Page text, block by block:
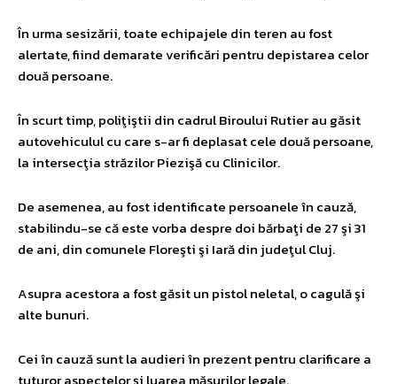
În urma sesizării, toate echipajele din teren au fost
alertate, fiind demarate verificări pentru depistarea celor
două persoane.
În scurt timp, poliţiştii din cadrul Biroului Rutier au găsit
autovehiculul cu care s-ar fi deplasat cele două persoane,
la intersecţia străzilor Piezişă cu Clinicilor.
De asemenea, au fost identificate persoanele în cauză,
stabilindu-se că este vorba despre doi bărbaţi de 27 şi 31
de ani, din comunele Floreşti şi Iară din judeţul Cluj.
Asupra acestora a fost găsit un pistol neletal, o cagulă şi
alte bunuri.
Cei în cauză sunt la audieri în prezent pentru clarificare a
tuturor aspectelor şi luarea măsurilor legale.